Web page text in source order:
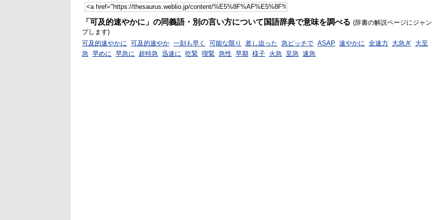
「可及的速やかに」の同義語・別の言い方について国語辞典で意味を調べる (辞書の解説ページにジャン
プします)
可及的速やかに 可及的速やか 一刻も早く 可能な限り 差し迫った 急ピッチで ASAP 速やかに 全速力 大急ぎ 大至
急 早めに 早急に 超特急 迅速に 吃緊 喫緊 急性 早期 様子 火急 至急 速急